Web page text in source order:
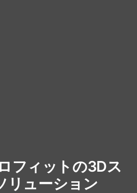
フィットの3Dス
リューション